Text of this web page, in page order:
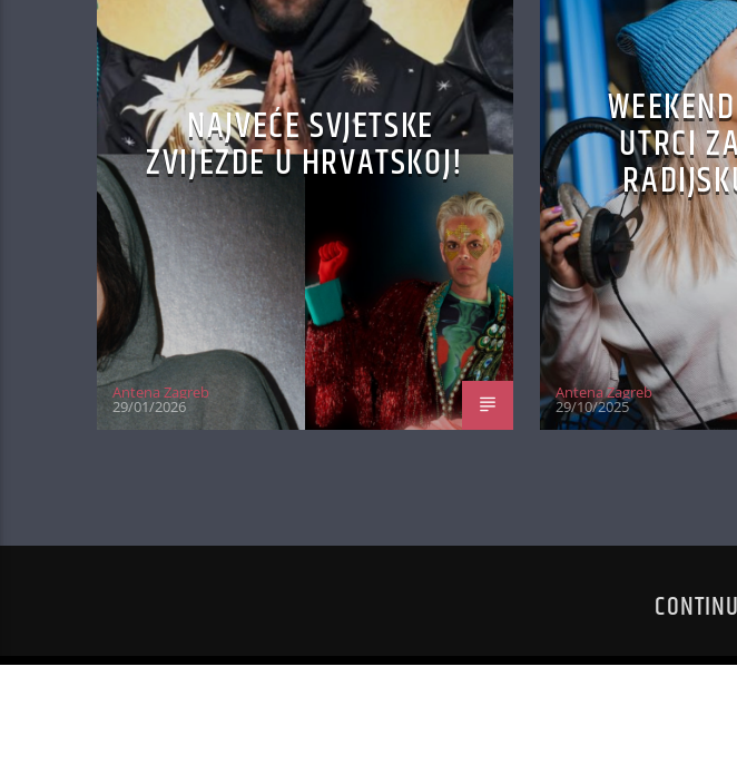
NAJVEĆE SVJETSKE
ZVIJEZDE U HRVATSKOJ!
Antena Zagreb
29/01/2026
UTRCI
Antena Zagreb
29/10/2025